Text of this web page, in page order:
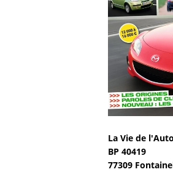
La Vie de l'Auto
BP 40419
77309